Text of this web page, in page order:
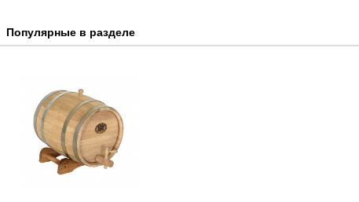
Популярные в разделе